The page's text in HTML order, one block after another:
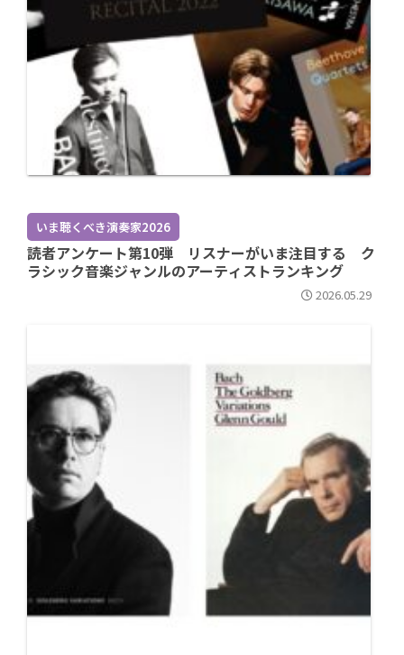
いま聴くべき演奏家2026
読者アンケート第10弾 リスナーがいま注目する ク
ラシック音楽ジャンルのアーティストランキング
2026.05.29